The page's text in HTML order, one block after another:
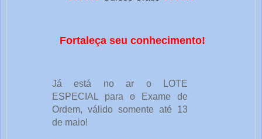
Fortaleça seu conhecimento!
Já está no ar o LOTE
ESPECIAL para o Exame de
Ordem, válido somente até 13
de maio!